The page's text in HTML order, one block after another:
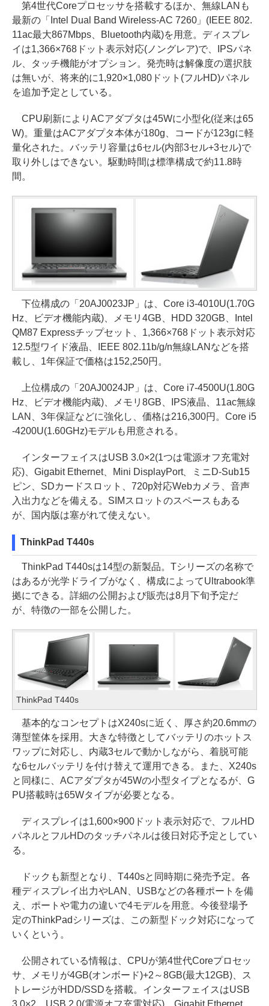
第4世代Coreプロセッサを搭載するほか、無線LANも
最新の「Intel Dual Band Wireless-AC 7260」(IEEE 802.
11ac最大867Mbps、Bluetooth内蔵)を用意。ディスプレ
イは1,366×768ドット表示対応(ノングレア)で、IPSパネ
ル、タッチ機能がオプション。発売時は解像度の選択肢
は無いが、将来的に1,920×1,080ドット(フルHD)パネル
を追加予定としている。
CPU刷新によりACアダプタは45Wに小型化(従来は65
W)。重量はACアダプタ本体が180g、コードが123gに軽
量化された。バッテリ容量は6セル(内部3セル+3セル)で
取り外しはできない。駆動時間は標準構成で約11.8時
間。
下位構成の「20AJ0023JP」は、Core i3-4010U(1.70G
Hz、ビデオ機能内蔵)、メモリ4GB、HDD 320GB、Intel
QM87 Expressチップセット、1,366×768ドット表示対応
12.5型ワイド液晶、IEEE 802.11b/g/n無線LANなどを搭
載し、1年保証で価格は152,250円。
上位構成の「20AJ0024JP」は、Core i7-4500U(1.80G
Hz、ビデオ機能内蔵)、メモリ8GB、IPS液晶、11ac無線
LAN、3年保証などに強化し、価格は216,300円。Core i5
-4200U(1.60GHz)モデルも用意される。
インターフェイスはUSB 3.0×2(1つは電源オフ充電対
応)、Gigabit Ethernet、Mini DisplayPort、ミニD-Sub15
ピン、SDカードスロット、720p対応Webカメラ、音声
入出力などを備える。SIMスロットのスペースもある
が、国内版は塞がれて使えない。
ThinkPad T440s
ThinkPad T440sは14型の新製品。Tシリーズの名称で
はあるが光学ドライブがなく、構成によってUltrabook準
拠にできる。詳細の公開および販売は8月下旬予定だ
が、特徴の一部を公開した。
ThinkPad T440s
基本的なコンセプトはX240sに近く、厚さ約20.6mmの
薄型筐体を採用。大きな特徴としてバッテリのホットス
ワップに対応し、内蔵3セルで動かしながら、着脱可能
な6セルバッテリを付け替えて運用できる。また、X240s
と同様に、ACアダプタが45Wの小型タイプとなるが、G
PU搭載時は65Wタイプが必要となる。
ディスプレイは1,600×900ドット表示対応で、フルHD
パネルとフルHDのタッチパネルは後日対応予定としてい
る。
ドックも新型となり、T440sと同時期に発売予定。各
種ディスプレイ出力やLAN、USBなどの各種ポートを備
え、ポートや電力の違いで4モデルを用意。今後登場予
定のThinkPadシリーズは、この新型ドック対応になって
いくという。
公開されている情報は、CPUが第4世代Coreプロセッ
サ、メモリが4GB(オンボード)+2～8GB(最大12GB)、ス
トレージがHDD/SSDを搭載。インターフェイスはUSB